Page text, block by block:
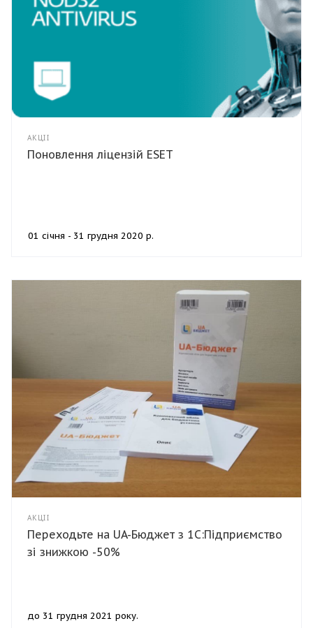
АКЦІЇ
Поновлення ліцензій ESET
01 січня - 31 грудня 2020 р.
АКЦІЇ
Переходьте на UA-Бюджет з 1С:Підприємство
зі знижкою -50%
до 31 грудня 2021 року.